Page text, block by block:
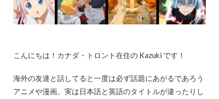
こんにちは！カナダ・トロント在住の Kazuki です！
海外の友達と話してると一度は必ず話題にあがるであろう
アニメや漫画。実は日本語と英語のタイトルが違ったりし